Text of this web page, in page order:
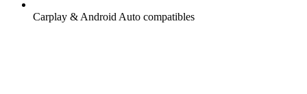
Carplay & Android Auto compatibles